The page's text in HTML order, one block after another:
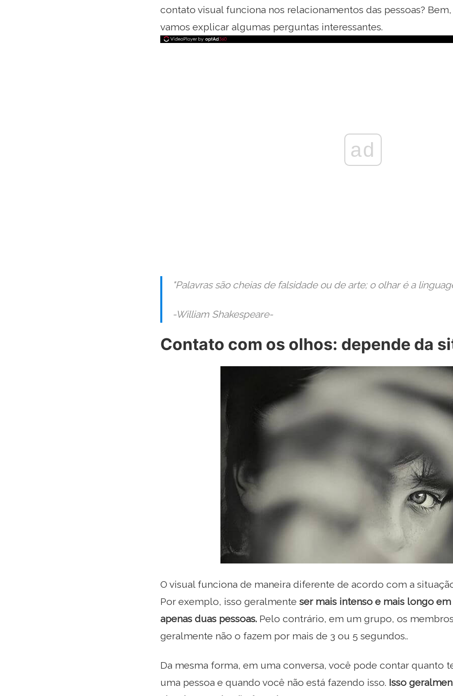
contato visual funciona nos relacionamentos das pessoas?
vamos explicar algumas perguntas interessantes.
ad
"Palavras são cheias de falsidade ou de arte; o olhar é a
-William Shakespeare-
Contato com os olhos: depende da
O visual funciona de maneira diferente de acordo com a
Por exemplo, isso geralmente ser mais intenso e mais longo
apenas duas pessoas. Pelo contrário, em um grupo, os
geralmente não o fazem por mais de 3 ou 5 segundos..
Da mesma forma, em uma conversa, você pode contar quanto
uma pessoa e quando você não está fazendo isso. Isso